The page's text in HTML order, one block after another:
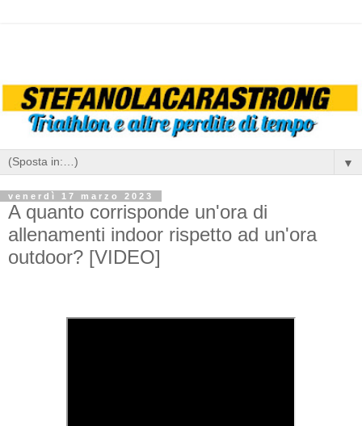
▼
venerdì 17 marzo 2023
A quanto corrisponde un'ora di
allenamenti indoor rispetto ad un'ora
outdoor? [VIDEO]